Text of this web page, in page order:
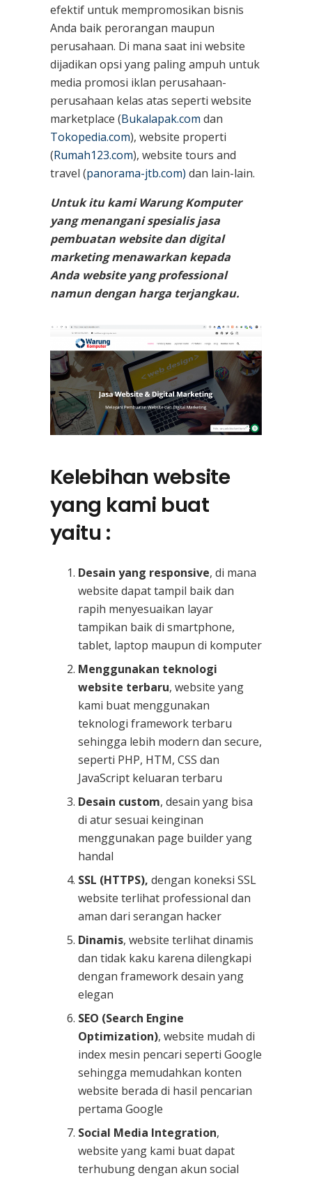
efektif untuk mempromosikan bisnis
Anda baik perorangan maupun
perusahaan. Di mana saat ini website
dijadikan opsi yang paling ampuh untuk
media promosi iklan perusahaan-
perusahaan kelas atas seperti website
marketplace (Bukalapak.com dan
Tokopedia.com), website properti
(Rumah123.com), website tours and
travel (panorama-jtb.com) dan lain-lain.
Untuk itu kami Warung Komputer
yang menangani spesialis jasa
pembuatan website dan digital
marketing menawarkan kepada
Anda website yang professional
namun dengan harga terjangkau.
Kelebihan website
yang kami buat
yaitu :
Desain yang responsive, di mana
website dapat tampil baik dan
rapih menyesuaikan layar
tampikan baik di smartphone,
tablet, laptop maupun di komputer
Menggunakan teknologi
website terbaru, website yang
kami buat menggunakan
teknologi framework terbaru
sehingga lebih modern dan secure,
seperti PHP, HTM, CSS dan
JavaScript keluaran terbaru
Desain custom, desain yang bisa
di atur sesuai keinginan
menggunakan page builder yang
handal
SSL (HTTPS), dengan koneksi SSL
website terlihat professional dan
aman dari serangan hacker
Dinamis, website terlihat dinamis
dan tidak kaku karena dilengkapi
dengan framework desain yang
elegan
SEO (Search Engine
Optimization), website mudah di
index mesin pencari seperti Google
sehingga memudahkan konten
website berada di hasil pencarian
pertama Google
Social Media Integration,
website yang kami buat dapat
terhubung dengan akun social